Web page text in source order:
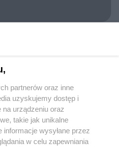
zmylić
partnerów oraz inne
uzyskujemy dostęp i
urządzeniu oraz
takie jak unikalne
informacje wysyłane przez
w celu zapewniania